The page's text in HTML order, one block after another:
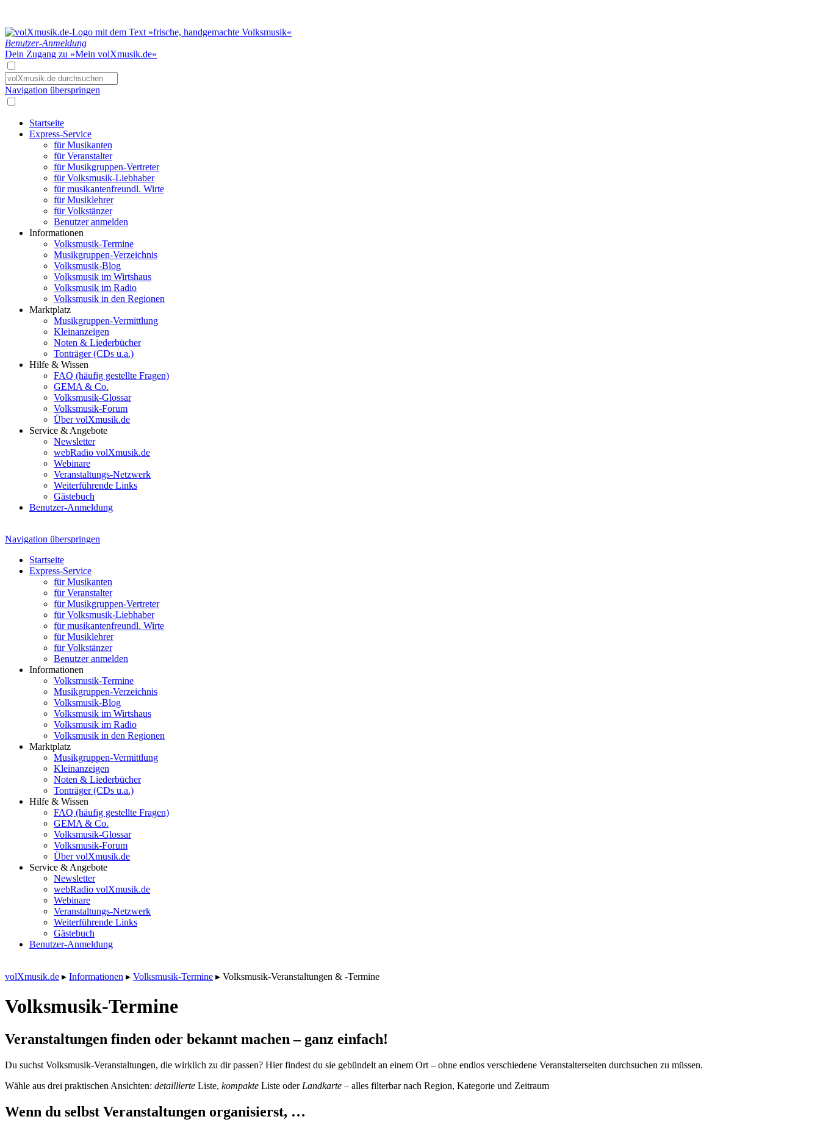
Benutzer-Anmeldung
Dein Zugang zu »Mein volXmusik.de«
Navigation überspringen
Startseite
Express-Service
für Musikanten
für Veranstalter
für Musikgruppen-Vertreter
für Volksmusik-Liebhaber
für musikantenfreundl. Wirte
für Musiklehrer
für Volkstänzer
Benutzer anmelden
Informationen
Volksmusik-Termine
Musikgruppen-Verzeichnis
Volksmusik-Blog
Volksmusik im Wirtshaus
Volksmusik im Radio
Volksmusik in den Regionen
Marktplatz
Musikgruppen-Vermittlung
Kleinanzeigen
Noten & Liederbücher
Tonträger (CDs u.a.)
Hilfe & Wissen
FAQ (häufig gestellte Fragen)
GEMA & Co.
Volksmusik-Glossar
Volksmusik-Forum
Über volXmusik.de
Service & Angebote
Newsletter
webRadio volXmusik.de
Webinare
Veranstaltungs-Netzwerk
Weiterführende Links
Gästebuch
Benutzer-Anmeldung
Navigation überspringen
Startseite
Express-Service
für Musikanten
für Veranstalter
für Musikgruppen-Vertreter
für Volksmusik-Liebhaber
für musikantenfreundl. Wirte
für Musiklehrer
für Volkstänzer
Benutzer anmelden
Informationen
Volksmusik-Termine
Musikgruppen-Verzeichnis
Volksmusik-Blog
Volksmusik im Wirtshaus
Volksmusik im Radio
Volksmusik in den Regionen
Marktplatz
Musikgruppen-Vermittlung
Kleinanzeigen
Noten & Liederbücher
Tonträger (CDs u.a.)
Hilfe & Wissen
FAQ (häufig gestellte Fragen)
GEMA & Co.
Volksmusik-Glossar
Volksmusik-Forum
Über volXmusik.de
Service & Angebote
Newsletter
webRadio volXmusik.de
Webinare
Veranstaltungs-Netzwerk
Weiterführende Links
Gästebuch
Benutzer-Anmeldung
volXmusik.de ▸ Informationen ▸ Volksmusik-Termine ▸ Volksmusik-Veranstaltungen & -Termine
Volksmusik-Termine
Veranstaltungen finden oder bekannt machen – ganz einfach!
Du suchst Volksmusik-Veranstaltungen, die wirklich zu dir passen? Hier findest du sie gebündelt an einem Ort – ohne endlos verschiedene Veranstalterseiten durchsuchen zu müssen.
Wähle aus drei praktischen Ansichten: detaillierte Liste, kompakte Liste oder Landkarte – alles filterbar nach Region, Kategorie und Zeitraum
Wenn du selbst Veranstaltungen organisierst, …